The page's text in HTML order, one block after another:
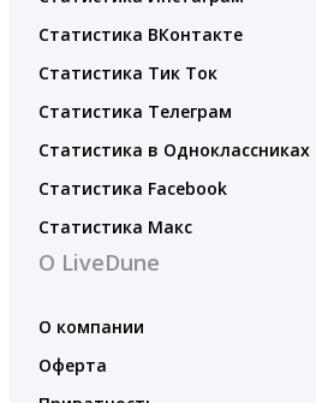
Статистика ВКонтакте
Статистика Тик Ток
Статистика Телеграм
Статистика в Одноклассниках
Статистика Facebook
Статистика Макс
О LiveDune
О компании
Оферта